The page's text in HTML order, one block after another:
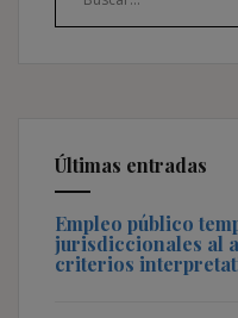
Últimas entradas
Empleo público
jurisdiccionales al
criterios